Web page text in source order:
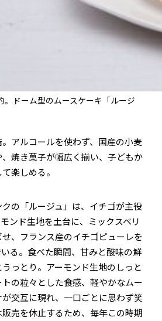
。ドーム型のムースケーキ「ルージ
アルコールを使わず、国産の小麦
焼き菓子が幅広く揃い、子どもか
楽しめる。
の「ルージュ」は、イチゴが主役
ンド生地を土台に、ミックスベリ
、フランス産のイチゴピューレを
る。食べた瞬間、甘みと酸味の鮮
っとり。アーモンド生地のしっと
の粒々とした食感、軽やかなムー
交互に現れ、一口ごとに思わず笑
売を休止するため、毎年この時期